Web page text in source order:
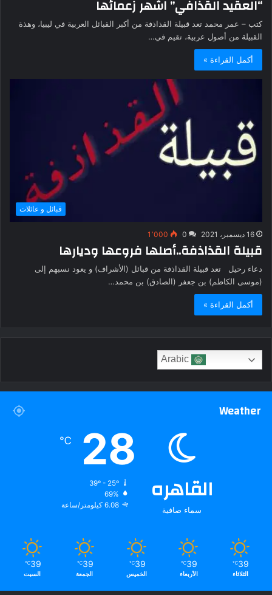
“العقيد القذافي” اشهر زعمائها
كتب – عمر محمد تعد قبيلة القذاذفة من أكبر القبائل العربية في ليبيا، وهذة
القبيلة من أصول عربية، تقيم في…
أكمل القراءة »
قبائل و عائلات
16 ديسمبر، 2021 0 1٬000
قبيلة القذاذفة..أصلها فروعها وديارها
دعاء رحيل تعد قبيلة القذاذفة من قبائل (الأشراف) و يعود نسبهم إلى
(موسى الكاظم) بن جعفر (الصادق) بن محمد…
أكمل القراءة »
Weather
القاهره
سماء صافية
28
℃
39º - 25º
69%
6.08 كيلومتر/ساعة
39
℃
الثلاثاء
39
℃
الأربعاء
39
℃
الخميس
39
℃
الجمعة
39
℃
السبت